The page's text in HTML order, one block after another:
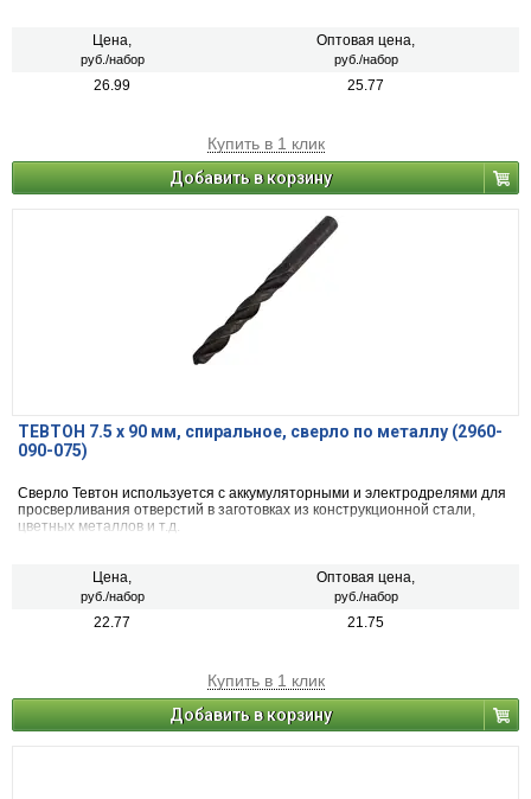
Цена,
руб./набор
Оптовая цена,
руб./набор
26.99 25.77
Купить в 1 клик
Добавить в корзину
ТЕВТОН 7.5 x 90 мм, спиральное, сверло по металлу (2960-
090-075)
Сверло Тевтон используется с аккумуляторными и электродрелями для
просверливания отверстий в заготовках из конструкционной стали,
цветных металлов и т.д.
Цена,
руб./набор
Оптовая цена,
руб./набор
22.77 21.75
Купить в 1 клик
Добавить в корзину